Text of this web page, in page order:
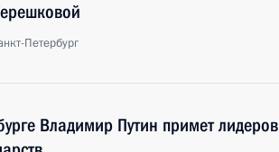
Петербург
Владимир Путин примет лидеров